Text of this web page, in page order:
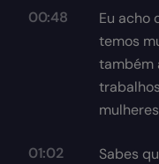
00:48
Eu acho
temos
também
01:02
Sabes